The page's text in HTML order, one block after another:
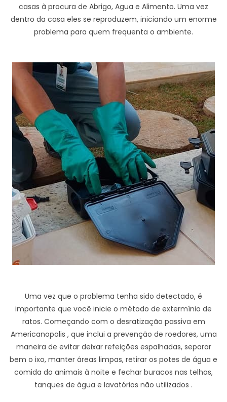
casas à procura de Abrigo, Agua e Alimento. Uma vez
dentro da casa eles se reproduzem, iniciando um enorme
problema para quem frequenta o ambiente.
Uma vez que o problema tenha sido detectado, é
importante que você inicie o método de extermínio de
ratos. Começando com o desratização passiva em
Americanopolis , que inclui a prevenção de roedores, uma
maneira de evitar deixar refeições espalhadas, separar
bem o ixo, manter áreas limpas, retirar os potes de água e
comida do animais à noite e fechar buracos nas telhas,
tanques de água e lavatórios não utilizados .